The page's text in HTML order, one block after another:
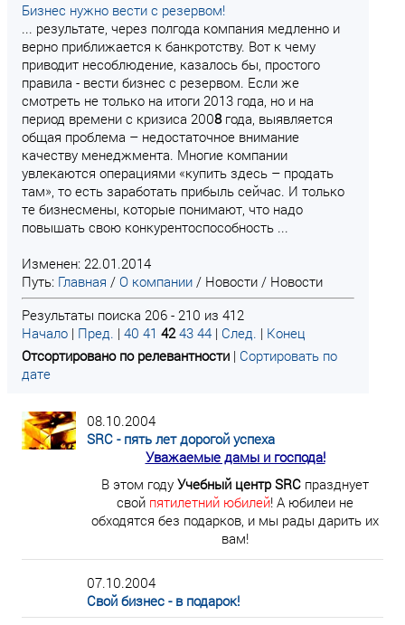
Бизнес нужно вести с резервом!
... результате, через полгода компания медленно и
верно приближается к банкротству. Вот к чему
приводит несоблюдение, казалось бы, простого
правила - вести бизнес с резервом. Если же
смотреть не только на итоги 2013 года, но и на
период времени с кризиса 2008года, выявляется
общая проблема – недостаточное внимание
качеству менеджмента. Многие компании
увлекаются операциями «купить здесь – продать
там», то есть заработать прибыль сейчас. И только
те бизнесмены, которые понимают, что надо
повышать свою конкурентоспособность ...
Изменен: 22.01.2014
Путь: Главная / О компании / Новости / Новости
Результаты поиска 206 - 210 из 412
Начало | Пред. | 40 41 42 43 44 | След. | Конец
Отсортировано по релевантности | Сортировать по
дате
08.10.2004
SRC - пять лет дорогой успеха
Уважаемые дамы и господа!
В этом году Учебный центр SRC празднует
свой пятилетний юбилей! А юбилеи не
обходятся без подарков, и мы рады дарить их
вам!
07.10.2004
Свой бизнес - в подарок!